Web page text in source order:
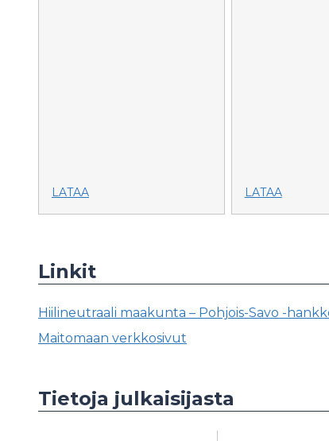
LATAA LATAA
Linkit
Hiilineutraali maakunta – Pohjois-Savo -
Maitomaan verkkosivut
Tietoja julkaisijasta